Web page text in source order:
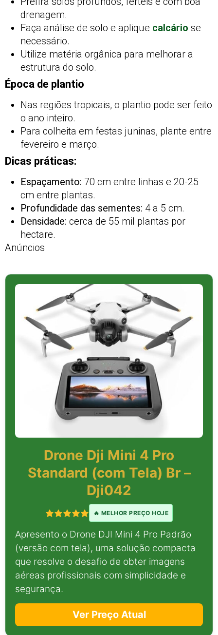
drenagem.
Faça análise de solo e aplique calcário se
necessário.
Utilize matéria orgânica para melhorar a
estrutura do solo.
Época de plantio
Nas regiões tropicais, o plantio pode ser feito
o ano inteiro.
Para colheita em festas juninas, plante entre
fevereiro e março.
Dicas práticas:
Espaçamento: 70 cm entre linhas e 20-25
cm entre plantas.
Profundidade das sementes: 4 a 5 cm.
Densidade: cerca de 55 mil plantas por
hectare.
Anúncios
Drone Dji Mini 4 Pro
Standard (com Tela) Br –
Dji042
🔥 MELHOR PREÇO HOJE
Apresento o Drone DJI Mini 4 Pro Padrão
(versão com tela), uma solução compacta
que resolve o desafio de obter imagens
aéreas profissionais com simplicidade e
segurança.
Ver Preço Atual